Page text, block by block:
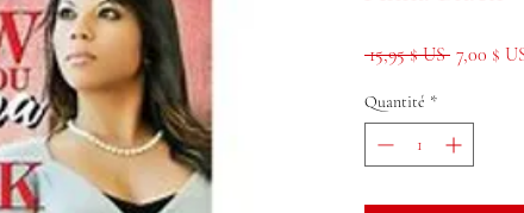
15,95 $ US Prix
7,00 $
Quantité *